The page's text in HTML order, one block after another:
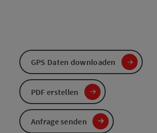
GPS Daten downloaden
PDF erstellen
Anfrage senden